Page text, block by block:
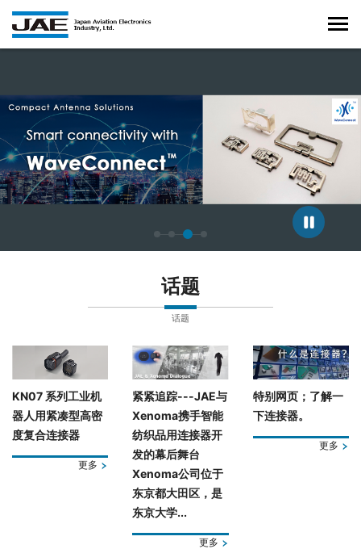
话题
话题
KN07 系列工业机
器人用紧凑型高密
度复合连接器
更多
紧紧追踪---JAE与
Xenoma携手智能
纺织品用连接器开
发的幕后舞台
Xenoma公司位于
东京都大田区，是
东京大学...
更多
特别网页；了解一
下连接器。
更多